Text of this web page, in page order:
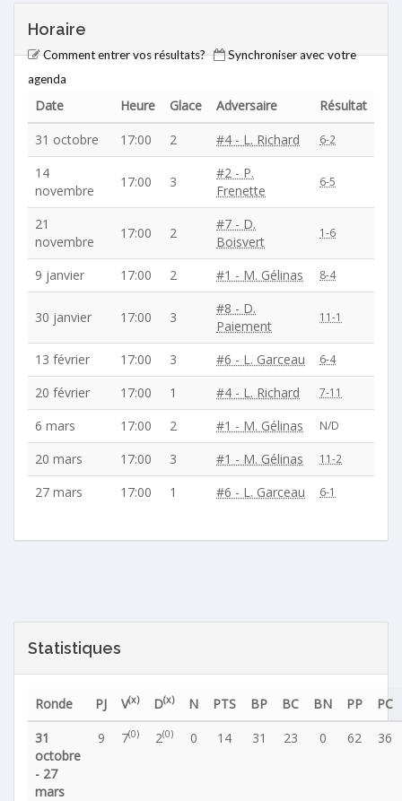
Horaire
Comment entrer vos résultats?
Synchroniser avec votre
agenda
Date Heure Glace Adversaire
Résultat
31 octobre
17:00 2 #4 - L. Richard 6-2
14
novembre
17:00 3
#2 - P.
Frenette
6-5
21
novembre
17:00 2
#7 - D.
Boisvert
1-6
9 janvier 17:00 2 #1 - M. Gélinas 8-4
30 janvier 17:00 3
#8 - D.
Paiement
11-1
13 février 17:00 3 #6 - L. Garceau 6-4
20 février 17:00 1 #4 - L. Richard 7-11
6 mars 17:00 2 #1 - M. Gélinas N/D
20 mars 17:00 3 #1 - M. Gélinas 11-2
27 mars 17:00 1 #6 - L. Garceau 6-1
Statistiques
Ronde PJ V(x) D(x) N PTS BP BC BN PP
PC
31
octobre
- 27
mars
9 7(0) 2(0) 0 14 31 23 0 62 36